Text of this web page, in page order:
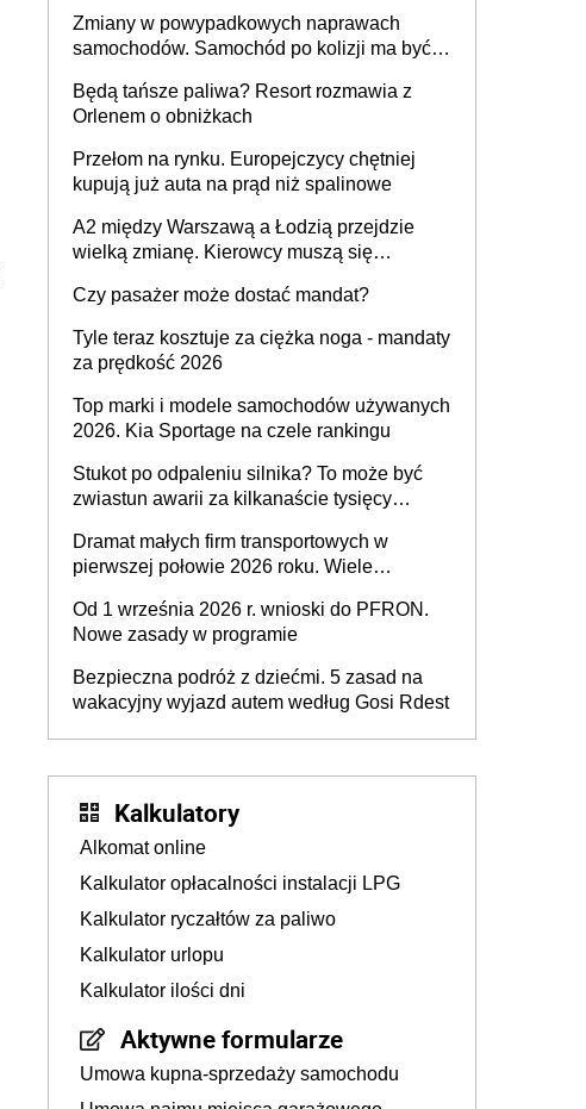
Zmiany w powypadkowych naprawach
samochodów. Samochód po kolizji ma być
technologią producenta
Będą tańsze paliwa? Resort rozmawia z
Orlenem o obniżkach
Przełom na rynku. Europejczycy chętniej
kupują już auta na prąd niż spalinowe
A2 między Warszawą a Łodzią przejdzie
wielką zmianę. Kierowcy muszą się
Czy pasażer może dostać mandat?
Tyle teraz kosztuje za ciężka noga - mandaty
za prędkość 2026
Top marki i modele samochodów używanych
2026. Kia Sportage na czele rankingu
Stukot po odpaleniu silnika? To może być
zwiastun awarii za kilkanaście tysięcy
Dramat małych firm transportowych w
pierwszej połowie 2026 roku. Wiele
Od 1 września 2026 r. wnioski do PFRON.
Nowe zasady w programie
Bezpieczna podróż z dziećmi. 5 zasad na
wakacyjny wyjazd autem według Gosi Rdest
Kalkulatory
Alkomat online
Kalkulator opłacalności instalacji LPG
Kalkulator ryczałtów za paliwo
Kalkulator urlopu
Kalkulator ilości dni
Aktywne formularze
Umowa kupna-sprzedaży samochodu